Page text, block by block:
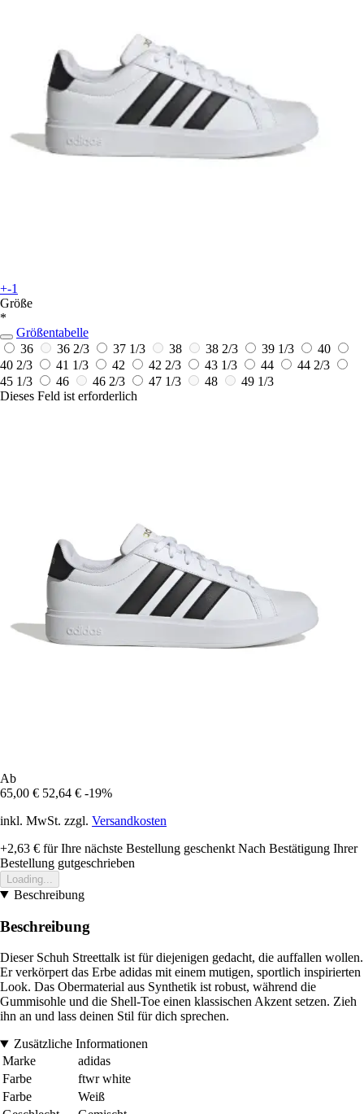
+-1
Größe
*
Größentabelle
36
36 2/3 37 1/3 38 38 2/3 39 1/3
40
40 2/3
41 1/3 42 42 2/3 43 1/3 44
44 2/3
45 1/3
46 46 2/3 47 1/3 48
49 1/3
Dieses Feld ist erforderlich
Ab
65,00 € 52,64 € -19%
inkl. MwSt. zzgl. Versandkosten
+2,63 € für Ihre nächste Bestellung geschenkt Nach Bestätigung Ihrer
Bestellung gutgeschrieben
Loading...
Beschreibung
Beschreibung
Dieser Schuh Streettalk ist für diejenigen gedacht, die auffallen wollen.
Er verkörpert das Erbe adidas mit einem mutigen, sportlich inspirierten
Look. Das Obermaterial aus Synthetik ist robust, während die
Gummisohle und die Shell-Toe einen klassischen Akzent setzen. Zieh
ihn an und lass deinen Stil für dich sprechen.
Zusätzliche Informationen
Marke
adidas
Farbe
ftwr white
Farbe
Weiß